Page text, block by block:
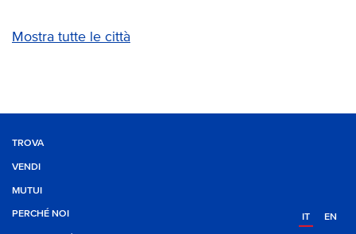
Mostra tutte le città
TROVA
VENDI
MUTUI
PERCHÉ NOI IT EN